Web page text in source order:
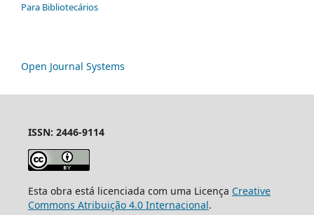
Para Bibliotecários
Open Journal Systems
ISSN: 2446-9114
Esta obra está licenciada com uma Licença Creative
Commons Atribuição 4.0 Internacional.